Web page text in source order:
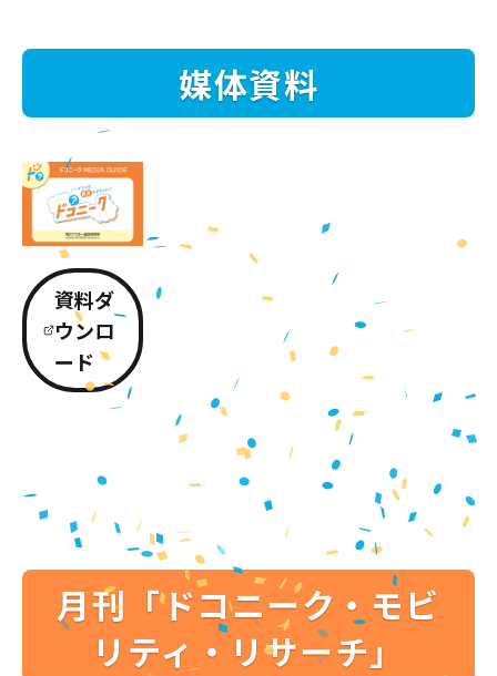
媒体資料
資料ダ
ウンロ
ード
月刊「ドコニーク・モビ
リティ・リサーチ」